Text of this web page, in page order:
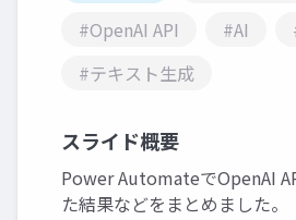
#OpenAI API
#AI
#テキスト生成
スライド概要
Power AutomateでOpenAI
た結果などをまとめました。